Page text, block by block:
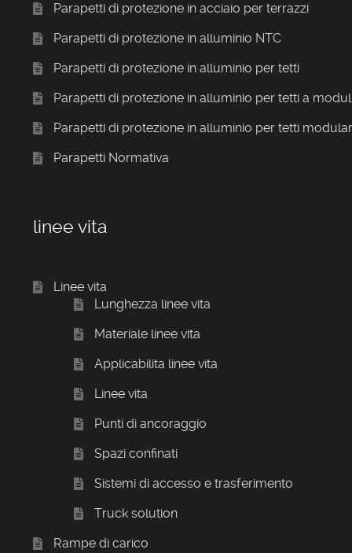
Parapetti di protezione in acciaio per terrazzi
Parapetti di protezione in alluminio NTC
Parapetti di protezione in alluminio per tetti
Parapetti di protezione in alluminio per tetti a
Parapetti di protezione in alluminio per tetti
Parapetti Normativa
linee vita
Linee vita
Lunghezza linee vita
Materiale linee vita
Applicabilita linee vita
Linee vita
Punti di ancoraggio
Spazi confinati
Sistemi di accesso e trasferimento
Truck solution
Rampe di carico